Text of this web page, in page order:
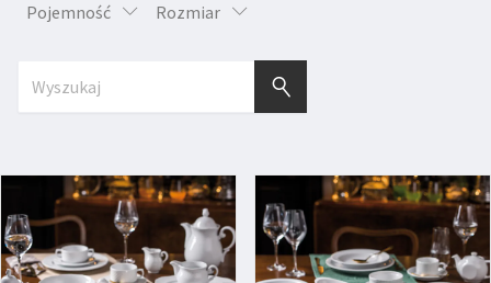
Pojemność Rozmiar